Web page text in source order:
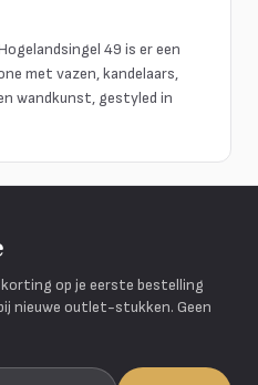
49 is er een
met vazen, kandelaars,
wandkunst, gestyled in
op je eerste bestelling
nieuwe outlet-stukken. Geen